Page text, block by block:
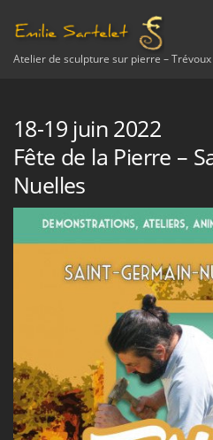
contenu
Atelier de sculpture sur pierre – Trévoux
RESTAURATION
18-19 juin 2022
Fête de la Pierre –
Nuelles